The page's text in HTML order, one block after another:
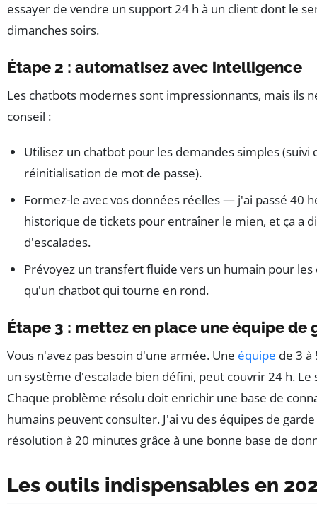
essayer de vendre un support 24 h à un client dont le
dimanches soirs.
Étape 2 : automatisez avec intelligence
Les chatbots modernes sont impressionnants, mais ils
conseil :
Utilisez un chatbot pour les demandes simples (suivi
réinitialisation de mot de passe).
Formez-le avec vos données réelles — j'ai passé 40
historique de tickets pour entraîner le mien, et ça a
d'escalades.
Prévoyez un transfert fluide vers un humain pour les
qu'un chatbot qui tourne en rond.
Étape 3 : mettez en place une équipe de
Vous n'avez pas besoin d'une armée. Une équipe de 3 à
un système d'escalade bien défini, peut couvrir 24 h. Le
Chaque problème résolu doit enrichir une base de
humains peuvent consulter. J'ai vu des équipes de
résolution à 20 minutes grâce à une bonne base de
Les outils indispensables en